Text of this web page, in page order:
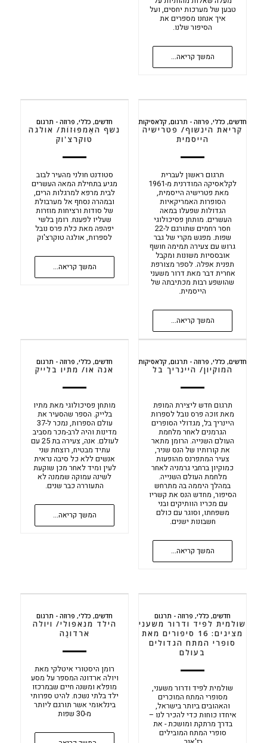
טבען של מערכות יחסים, ועל
איך אנחנו מספרים את
הסיפור שלנו.
המשך קריאה...
חדשים, כללי, פרוזה - תרגום, קלאסיקות
קריאת הינשוף/ פטרישיה
הייסמית
תרגום ראשון לעברית
לקלאסיקה המודרנית מ-1961
מאת פטרישיה הייסמית,
הסופרות האמריקאיות
הגדולות שפעלו במאה
העשרים. מותחן פסיכולוגי
חסר רחמים שתורגם ל-22
שפות. מפגש מקרי של גבר
גרוש עם צעירה תמימה חושף
אובססיות משונות ומקבל
תפנית אפלה. לספר מצורפת
אחרית דבר מאת דרור משעני
שהושפע רבות מכתיבתה של
הייסמית.
המשך קריאה...
חדשים, כללי, פרוזה - תרגום
נשף האֶמפּוּזוֹת/ אולגה
טוקרצ'וק
סטודנט חולני מהעיר לבוב
מגיע בתחילת המאה העשרים
לבית מרפא למרגלות הרים,
ובמהרה נסחף אל מערבולת
של סודות ורציחות מוזרות
שעליו לפענח. רומן בלשי
יפהפה מאת כלת פרס נובל
לספרות, אולגה טוקרצ'וק
המשך קריאה...
חדשים, כללי, פרוזה - תרגום, קלאסיקות
המוקיון/ היינריך בל
תרגום חדש ליצירת המופת
מאת זוכה פרס נובל לספרות
היינריך בל, מגדולי הסופרים
הגרמנים לאחר מלחמת
העולם השנייה. הרומן מתאר
את קורותיו של הנס שניר,
צעיר המתפרנס מהופעות
כמוקיון ברחבי גרמניה לאחר
מלחמת העולם השנייה.
במהלך היממה בה מתרחש
הסיפור, מחדש הנס את קשריו
עם מכריו הוותיקים ובני
משפחתו, וסוגר עם כולם
חשבונות ישנים.
המשך קריאה...
חדשים, כללי, פרוזה - תרגום
אנה או/ מתיו בלייק
מותחן פסיכולוגי מאת מתיו
בלייק. הספר שהסעיר את
עולם הספרות, נמכר ל-37
מדינות והיה לרב-מכר מסביב
לעולם. אנה, צעירה בת 25 עם
עתיד מבטיח, רוצחת שני
אנשים ללא כל סיבה נראית
לעין ומיד לאחר מכן שוקעת
לשינה עמוקה שממנה לא
התעוררה כבר שנים.
המשך קריאה...
חדשים, כללי, פרוזה - תרגום
שולמית לפיד ודרור משעני
מציגים: 16 סיפורים מאת
סופרי המתח הגדולים
בעולם
שולמית לפיד ודרור משעני,
מסופרי המתח המוכרים
והאהובים ביותר בישראל,
איחדו כוחות כדי להכיר לנו –
בדרך מרתקת ומושכת - את
סופרי המתח המובילים
חדשים, כללי, פרוזה - תרגום
הילד מנאפולי/ ויולה
ארדונֶה
רומן היסטורי איטלקי מאת
ויולה ארדונה המספר על מסע
מופלא ומשנה חיים שבמרכזו
ילד בלתי נשכח. להיט ספרותי
בינלאומי אשר תורגם ליותר
מ-30 שפות